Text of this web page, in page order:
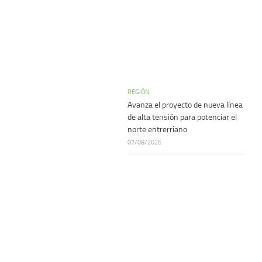
REGIÓN
Avanza el proyecto de nueva línea
de alta tensión para potenciar el
norte entrerriano
07/08/2026